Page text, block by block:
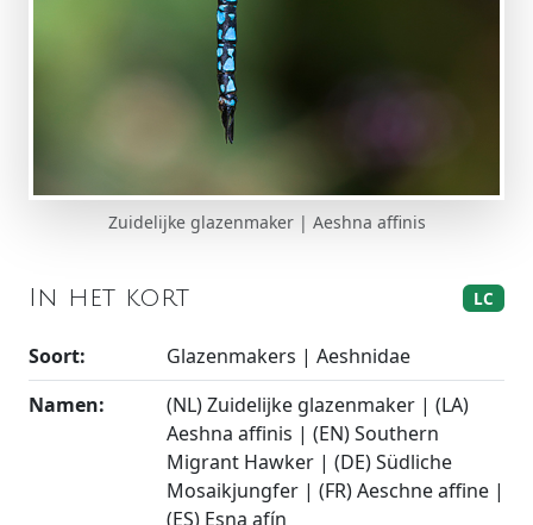
Zuidelijke glazenmaker | Aeshna affinis
In het kort LC
Soort:
Glazenmakers | Aeshnidae
Namen:
(NL) Zuidelijke glazenmaker | (LA)
Aeshna affinis | (EN) Southern
Migrant Hawker | (DE) Südliche
Mosaikjungfer | (FR) Aeschne affine |
(ES) Esna afín